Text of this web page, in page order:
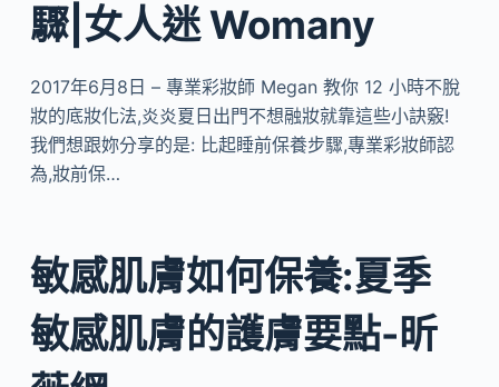
驟|女人迷 Womany
2017年6月8日 – 專業彩妝師 Megan 教你 12 小時不脫
妝的底妝化法,炎炎夏日出門不想融妝就靠這些小訣竅!
我們想跟妳分享的是: 比起睡前保養步驟,專業彩妝師認
為,妝前保…
敏感肌膚如何保養:夏季
敏感肌膚的護膚要點-昕